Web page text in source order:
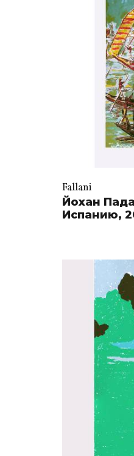
Fallani
Йохан
Испанию,